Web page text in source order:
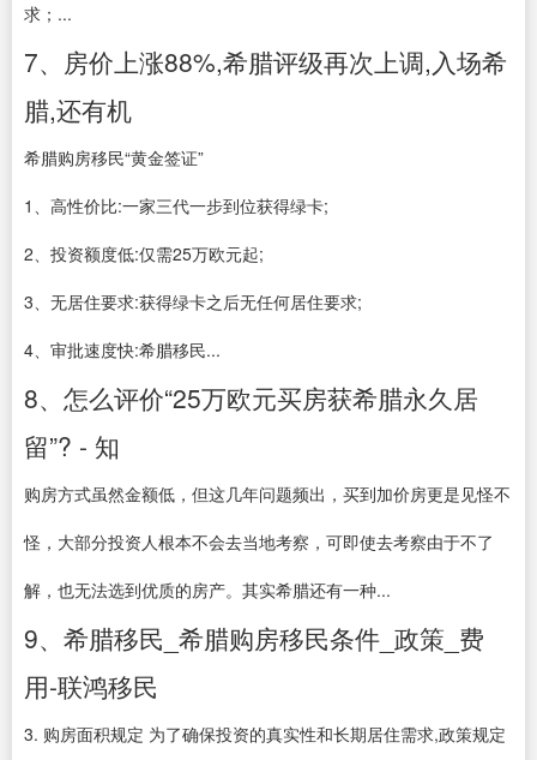
求；...
7、房价上涨88%,希腊评级再次上调,入场希
腊,还有机
希腊购房移民“黄金签证”
1、高性价比:一家三代一步到位获得绿卡;
2、投资额度低:仅需25万欧元起;
3、无居住要求:获得绿卡之后无任何居住要求;
4、审批速度快:希腊移民...
8、怎么评价“25万欧元买房获希腊永久居
留”? - 知
购房方式虽然金额低，但这几年问题频出，买到加价房更是见怪不
怪，大部分投资人根本不会去当地考察，可即使去考察由于不了
解，也无法选到优质的房产。其实希腊还有一种...
9、希腊移民_希腊购房移民条件_政策_费
用-联鸿移民
3. 购房面积规定 为了确保投资的真实性和长期居住需求,政策规定